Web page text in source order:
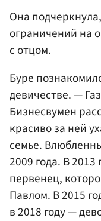
Она
ограничений на
с отцом.
Буре
девичестве. —
Бизнесвумен
красиво за ней
семье.
2009 года. В
первенец,
Павлом. В 2015
в 2018 году —